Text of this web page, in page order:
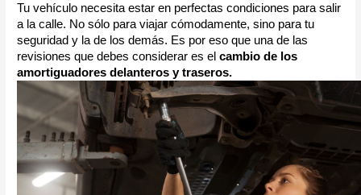
Tu vehículo necesita estar en perfectas condiciones para salir
a la calle. No sólo para viajar cómodamente, sino para tu
seguridad y la de los demás. Es por eso que una de las
revisiones que debes considerar es elcambio de los
amortiguadores delanteros y traseros.